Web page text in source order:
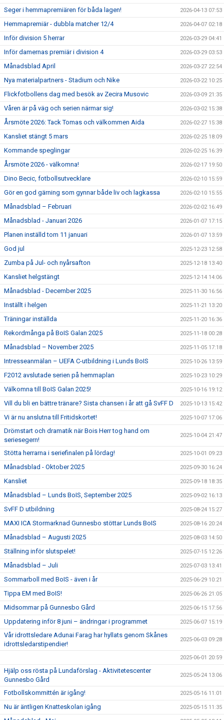
Seger i hemmapremiären för båda lagen! 2026-04-13 07:53
Hemmapremiär - dubbla matcher 12/4 2026-04-07 02:18
Inför division 5 herrar 2026-03-29 04:41
Inför damernas premiär i division 4 2026-03-29 03:53
Månadsblad April 2026-03-27 22:54
Nya materialpartners - Stadium och Nike 2026-03-22 10:25
Flickfotbollens dag med besök av Zecira Musovic 2026-03-09 21:35
Våren är på väg och serien närmar sig! 2026-03-02 15:38
Årsmöte 2026: Tack Tomas och välkommen Aida 2026-02-27 15:38
Kansliet stängt 5 mars 2026-02-25 18:09
Kommande speglingar 2026-02-25 16:39
Årsmöte 2026 - välkomna! 2026-02-17 19:50
Dino Becic, fotbollsutvecklare 2026-02-10 15:59
Gör en god gärning som gynnar både liv och lagkassa 2026-02-10 15:55
Månadsblad – Februari 2026-02-02 16:49
Månadsblad - Januari 2026 2026-01-07 17:15
Planen inställd tom 11 januari 2026-01-07 13:59
God jul 2025-12-23 12:58
Zumba på Jul- och nyårsafton 2025-12-18 13:40
Kansliet helgstängt 2025-12-14 14:06
Månadsblad - December 2025 2025-11-30 16:56
Inställt i helgen 2025-11-21 13:20
Träningar inställda 2025-11-20 16:36
Rekordmånga på BoIS Galan 2025 2025-11-18 00:28
Månadsblad – November 2025 2025-11-05 17:18
Intresseanmälan – UEFA C-utbildning i Lunds BoIS 2025-10-26 13:59
F2012 avslutade serien på hemmaplan 2025-10-23 10:29
Välkomna till BoIS Galan 2025! 2025-10-16 19:12
Vill du bli en bättre tränare? Sista chansen i år att gå SvFF D 2025-10-13 15:42
Vi är nu anslutna till Fritidskortet! 2025-10-07 17:06
Drömstart och dramatik när Bois Herr tog hand om
seriesegern!
2025-10-04 21:47
Stötta herrarna i seriefinalen på lördag! 2025-10-01 09:23
Månadsblad - Oktober 2025 2025-09-30 16:24
Kansliet 2025-09-18 18:35
Månadsblad – Lunds BoIS, September 2025 2025-09-02 16:13
SvFF D utbildning 2025-08-24 15:27
MAXI ICA Stormarknad Gunnesbo stöttar Lunds BoIS 2025-08-16 20:24
Månadsblad – Augusti 2025 2025-08-03 14:50
Ställning inför slutspelet! 2025-07-15 12:26
Månadsblad – Juli 2025-07-03 13:41
Sommarboll med BoIS - även i år 2025-06-29 10:21
Tippa EM med BoIS! 2025-06-26 21:05
Midsommar på Gunnesbo Gård 2025-06-15 17:56
Uppdatering inför 8 juni – ändringar i programmet 2025-06-07 15:19
Vår idrottsledare Adunai Farag har hyllats genom Skånes
idrottsledarstipendier!
2025-06-03 09:28
2025-06-01 20:59
Hjälp oss rösta på Lundaförslag - Aktivitetescenter
Gunnesbo Gård
2025-05-24 13:06
Fotbollskommittén är igång! 2025-05-16 11:01
Nu är äntligen Knatteskolan igång 2025-05-15 11:35